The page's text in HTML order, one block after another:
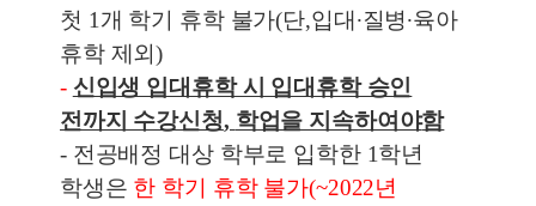
첫 1 개 학기 휴학 불가(단,입대∙질병∙육아
휴학 제외)
- 신입생 입대휴학 시 입대휴학 승인
전까지 수강신청, 학업을 지속하여야함
- 전공배정 대상 학부로 입학한 1학년
학생은 한 학기 휴학 불가(~2022년